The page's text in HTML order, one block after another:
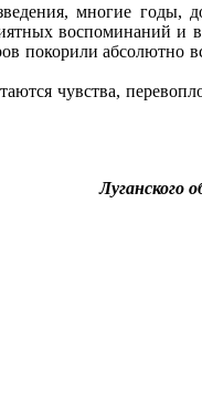
многие годы,
воспоминаний и
покорили абсолютно
чувства,
Луганского